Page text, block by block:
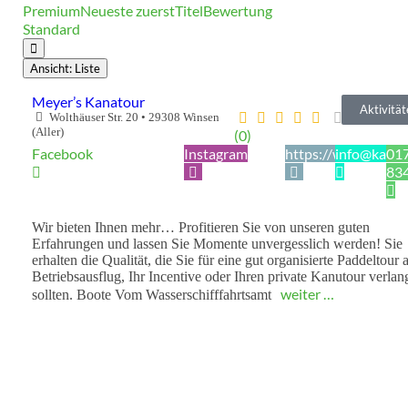
PremiumNeueste zuerstTitelBewertung
Standard
Ansicht: Liste
Meyer’s Kanatour
Wolthäuser Str. 20 •29308 Winsen
(Aller)
(0)
Facebook
Instagram https://
Wir bieten Ihnen mehr… Profitieren Sie von unseren guten
Erfahrungen und lassen Sie Momente unvergesslich werden! Sie
erhalten die Qualität, die Sie für eine gut organisierte Paddeltour
Betriebsausflug, Ihr Incentive oder Ihren private Kanutour
sollten. Boote Vom Wasserschifffahrtsamt weiter …